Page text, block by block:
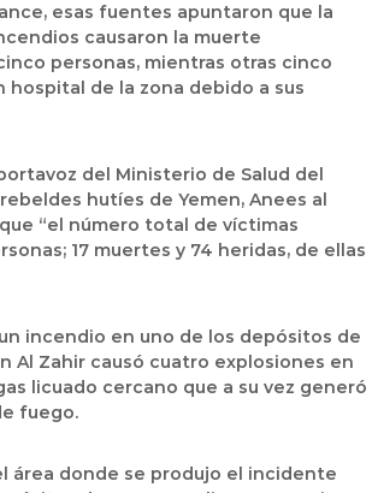
esas fuentes apuntaron que la
causaron la muerte
personas, mientras otras cinco
hospital de la zona debido a sus
del Ministerio de Salud del
hutíes de Yemen, Anees al
“el número total de víctimas
17 muertes y 74 heridas, de ellas
incendio en uno de los depósitos de
Al Zahircausó cuatro explosiones en
licuado cercano que a su vez generó
fuego.
área donde se produjo el incidente